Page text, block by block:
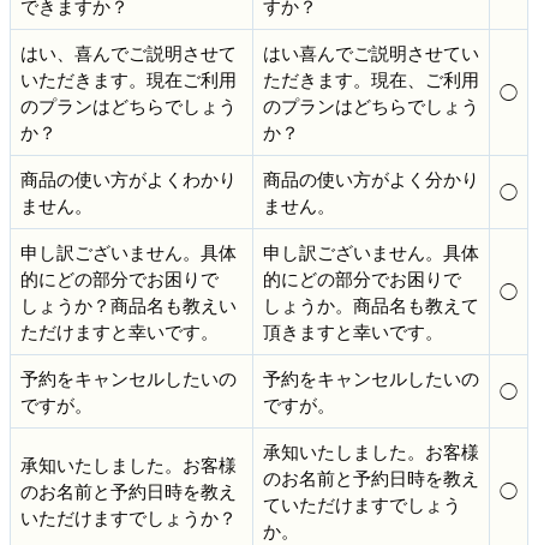
できますか？
すか？
はい、喜んでご説明させて
いただきます。現在ご利用
のプランはどちらでしょう
か？
はい喜んでご説明させてい
ただきます。現在、ご利用
のプランはどちらでしょう
か？
◯
商品の使い方がよくわかり
ません。
商品の使い方がよく分かり
ません。
◯
申し訳ございません。具体
的にどの部分でお困りで
しょうか？商品名も教えい
ただけますと幸いです。
申し訳ございません。具体
的にどの部分でお困りで
しょうか。商品名も教えて
頂きますと幸いです。
◯
予約をキャンセルしたいの
ですが。
予約をキャンセルしたいの
ですが。
◯
承知いたしました。お客様
のお名前と予約日時を教え
いただけますでしょうか？
承知いたしました。お客様
のお名前と予約日時を教え
ていただけますでしょう
か。
◯